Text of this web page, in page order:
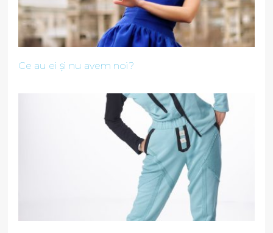
Ce au ei și nu avem noi?